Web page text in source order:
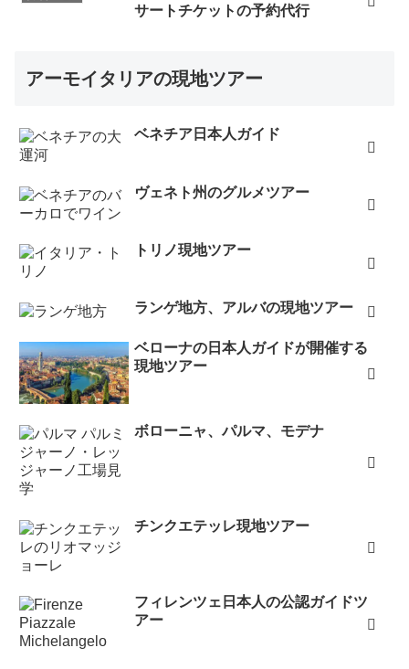
サートチケットの予約代行
アーモイタリアの現地ツアー
ベネチア日本人ガイド
ヴェネト州のグルメツアー
トリノ現地ツアー
ランゲ地方、アルバの現地ツアー
ベローナの日本人ガイドが開催する
現地ツアー
ボローニャ、パルマ、モデナ
チンクエテッレ現地ツアー
フィレンツェ日本人の公認ガイドツ
アー